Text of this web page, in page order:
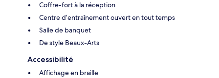
Coffre-fort à la réception
Centre d’entraînement ouvert en tout temps
Salle de banquet
De style Beaux-Arts
Accessibilité
Affichage en braille